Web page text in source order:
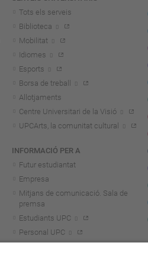
Tots els serveis
Biblioteca
Mobilitat
Idiomes
Esports
Borsa de treball
Allotjaments
Centre Universitari de la Visió
UPCArts, la comunitat cultural
INFORMACIÓ PER A
Futur estudiantat
Empresa
Mitjans de comunicació. Sala de
premsa
Estudiants UPC
Personal UPC